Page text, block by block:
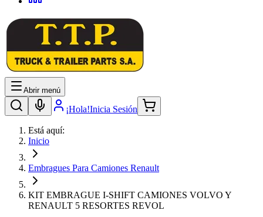
Abrir menú
¡Hola!Inicia Sesión
Está aquí:
Inicio
Embragues Para Camiones Renault
KIT EMBRAGUE I-SHIFT CAMIONES VOLVO Y
RENAULT 5 RESORTES REVOL